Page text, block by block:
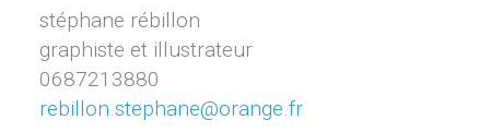
stéphane rébillon
graphiste et illustrateur
0687213880
rebillon.stephane@orange.fr